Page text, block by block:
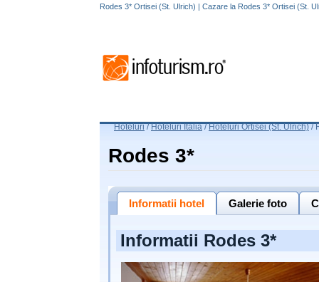
Rodes 3* Ortisei (St. Ulrich) | Cazare la Rodes 3* Ortisei (St.
Hoteluri /Hoteluri Italia/Hoteluri Ortisei (St. Ulrich)/
Rodes 3*
Informatii hotel Galerie foto
Informatii Rodes 3*